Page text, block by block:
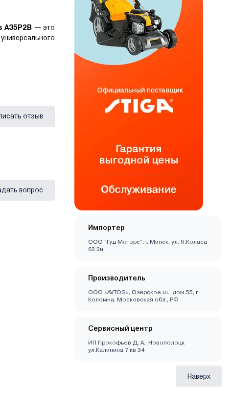
A35P2B — это
отзыв
вопрос
Импортер
ООО “Гуд Моторс”, г. Минск, ул. Я.Коласа
63 3н
Производитель
ООО «AVTOS», Озерское ш., дом 55, г.
Коломна, Московская обл., РФ
Сервисный центр
ИП Прокофьев Д. А., Новополоцк
ул.Калинина 7 кв 34
Наверх